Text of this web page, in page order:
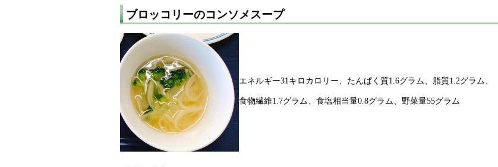
ブロッコリーのコンソメスープ
エネルギー31キロカロリー、たんぱく質1.6グラム、脂質1.2グラム、
食物繊維1.7グラム、食塩相当量0.8グラム、野菜量55グラム